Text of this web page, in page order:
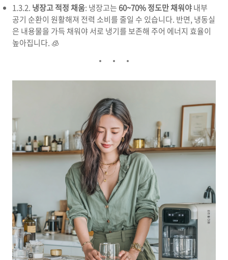
1.3.2. 냉장고 적정 채움: 냉장고는60~70% 정도만 채워야내부
공기 순환이 원활해져 전력 소비를 줄일 수 있습니다. 반면, 냉동실
은 내용물을 가득 채워야 서로 냉기를 보존해 주어 에너지 효율이
높아집니다. 🧊